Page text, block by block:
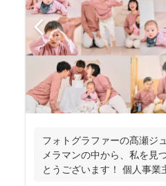
フォトグラファーの髙瀬ジ
メラマンの中から、私を見
とうございます！ 個人事業